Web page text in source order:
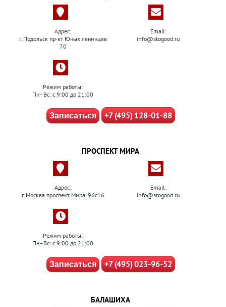
Адрес:
г. Подольск пр-кт Юных ленинцев
70
Email:
info@stogood.ru
Режим работы:
Пн–Вс: с 9:00 до 21:00
Записаться +7 (495) 128-01-88
ПРОСПЕКТ МИРА
Адрес:
г. Москва проспект Мира, 96с16
Email:
info@stogood.ru
Режим работы:
Пн–Вс: с 9:00 до 21:00
Записаться +7 (495) 023-96-52
БАЛАШИХА